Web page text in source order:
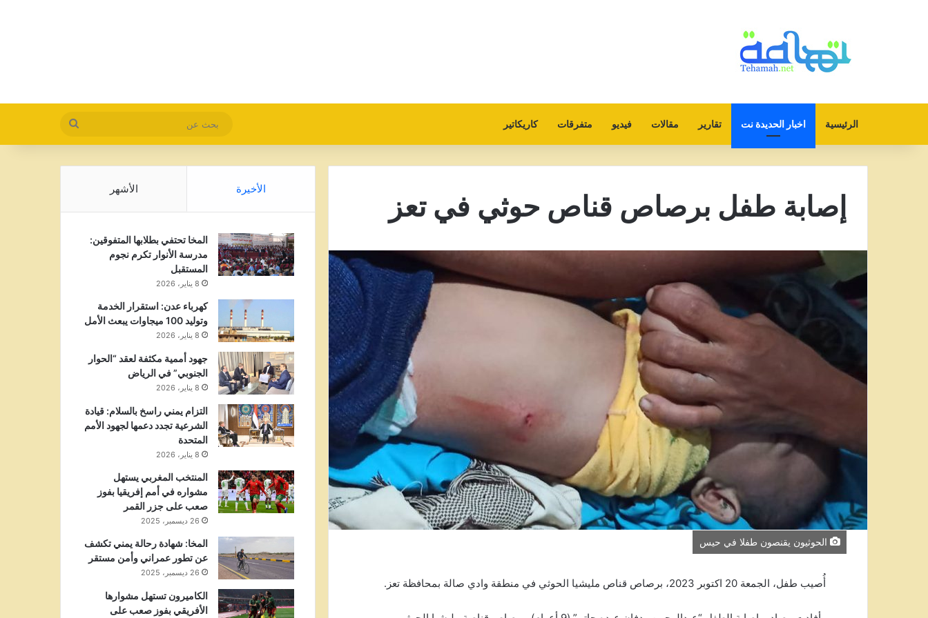
الرئيسية اخبار الحديدة نت تقارير مقالات فيديو متفرقات كاريكاتير
بحث
عن
إصابة طفل برصاص قناص حوثي في تعز
الحوثيون يقنصون طفلا في حيس
أُصيب طفل، الجمعة 20 اكتوبر 2023، برصاص قناص مليشيا الحوثي في منطقة وادي صالة بمحافظة تعز.
الأخيرة الأشهر
المخا تحتفي بطلابها المتفوقين:
مدرسة الأنوار تكرم نجوم
المستقبل
8 يناير، 2026
كهرباء عدن: استقرار الخدمة
وتوليد 100 ميجاوات يبعث الأمل
8 يناير، 2026
جهود أممية مكثفة لعقد “الحوار
الجنوبي” في الرياض
8 يناير، 2026
التزام يمني راسخ بالسلام: قيادة
الشرعية تجدد دعمها لجهود الأمم
المتحدة
8 يناير، 2026
المنتخب المغربي يستهل
مشواره في أمم إفريقيا بفوز
صعب على جزر القمر
26 ديسمبر، 2025
المخا: شهادة رحالة يمني تكشف
عن تطور عمراني وأمن مستقر
26 ديسمبر، 2025
الكاميرون تستهل مشوارها
الأفريقي بفوز صعب على